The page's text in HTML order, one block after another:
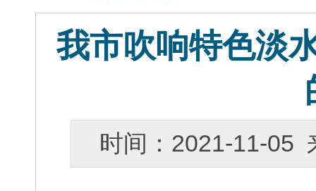
我市吹响特色淡
时间：2021-11-